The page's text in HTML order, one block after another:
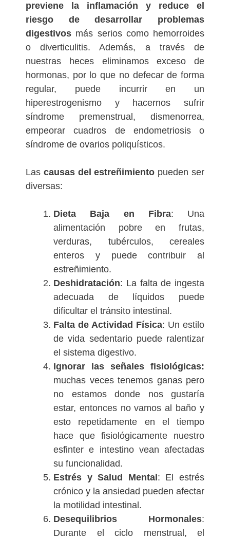
previene la inflamación y reduce el
riesgo de desarrollar problemas
digestivos más serios como hemorroides
o diverticulitis. Además, a través de
nuestras heces eliminamos exceso de
hormonas, por lo que no defecar de forma
regular, puede incurrir en un
hiperestrogenismo y hacernos sufrir
síndrome premenstrual, dismenorrea,
empeorar cuadros de endometriosis o
síndrome de ovarios poliquísticos.
Las causas del estreñimiento pueden ser
diversas:
Dieta Baja en Fibra: Una
alimentación pobre en frutas,
verduras, tubérculos, cereales
enteros y puede contribuir al
estreñimiento.
Deshidratación: La falta de ingesta
adecuada de líquidos puede
dificultar el tránsito intestinal.
Falta de Actividad Física: Un estilo
de vida sedentario puede ralentizar
el sistema digestivo.
Ignorar las señales fisiológicas:
muchas veces tenemos ganas pero
no estamos donde nos gustaría
estar, entonces no vamos al baño y
esto repetidamente en el tiempo
hace que fisiológicamente nuestro
esfinter e intestino vean afectadas
su funcionalidad.
Estrés y Salud Mental : El estrés
crónico y la ansiedad pueden afectar
la motilidad intestinal.
Desequilibrios Hormonales:
Durante el ciclo menstrual, el